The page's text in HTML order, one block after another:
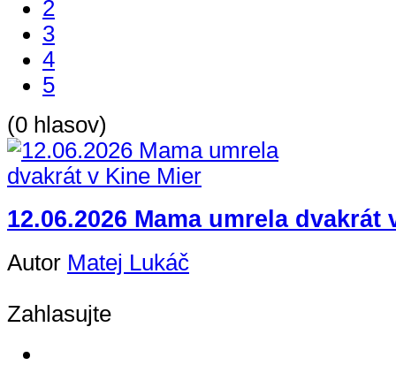
2
3
4
5
(0 hlasov)
12.06.2026 Mama umrela dvakrát
Autor Matej Lukáč
Zahlasujte